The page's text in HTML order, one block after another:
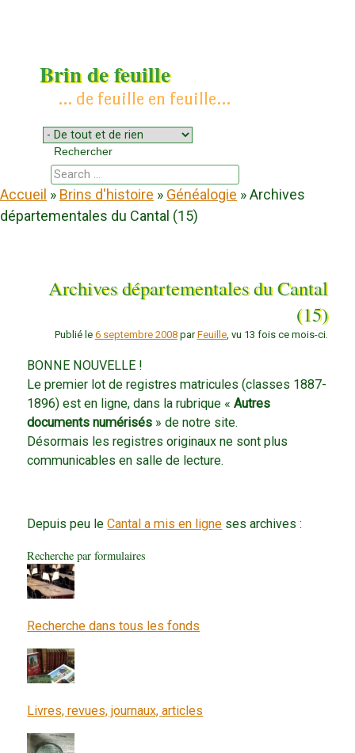
Brin de feuille
… de feuille en feuille…
Menu
Aller au contenu
Rechercher
Chercher
Accueil » Brins d'histoire » Généalogie »Archives
départementales du Cantal (15)
Archives départementales du Cantal
(15)
Publié le 6 septembre 2008parFeuille, vu 13 fois ce mois-ci.
BONNE NOUVELLE !
Le premier lot de registres matricules (classes 1887-
1896) est en ligne, dans la rubrique «Autres
documents numérisés » de notre site.
Désormais les registres originaux ne sont plus
communicables en salle de lecture.
Depuis peu leCantal a mis en ligne ses archives :
Recherche par formulaires
Recherche dans tous les fonds
Livres, revues, journaux, articles